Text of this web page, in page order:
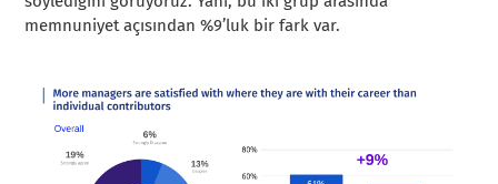
memnuniyet açısından %9’luk bir fark var.